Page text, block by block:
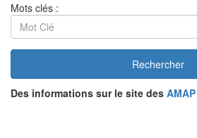
Mots clés :
Rechercher
Des informations sur le site des